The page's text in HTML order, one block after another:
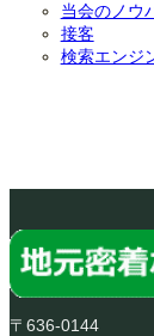
当会のノウ
接客
検索エンジ
〒636-0144